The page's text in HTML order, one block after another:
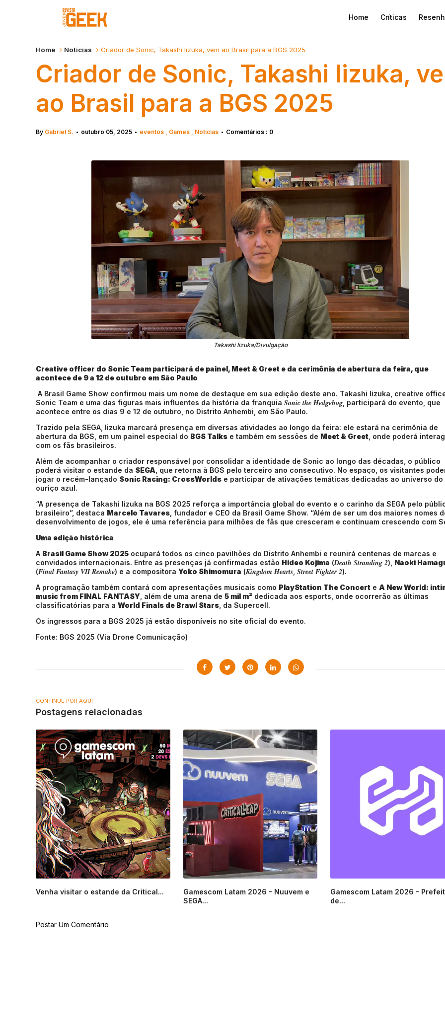
Home Críticas
Home Notícias Criador de Sonic, Takashi Iizuka, vem ao Brasil para a BGS 2025
Criador de Sonic, Takashi Iizuka,
ao Brasil para a BGS 2025
By Gabriel S. • outubro 05, 2025 • eventos Games Notícias • Comentários : 0
Takashi Iizuka/Divulgação
Creative officer do Sonic Team participará de painel, Meet & Greet e da cerimônia de abertura da feira, que
acontece de 9 a 12 de outubro em São Paulo
A Brasil Game Show confirmou mais um nome de destaque em sua edição deste ano. Takashi Iizuka, creative
Sonic Team e uma das figuras mais influentes da história da franquia Sonic the Hedgehog , participará do evento, que
acontece entre os dias 9 e 12 de outubro, no Distrito Anhembi, em São Paulo.
Trazido pela SEGA, Iizuka marcará presença em diversas atividades ao longo da feira: ele estará na cerimônia de
abertura da BGS, em um painel especial do BGS Talks e também em sessões de Meet & Greet , onde poderá
com os fãs brasileiros.
Além de acompanhar o criador responsável por consolidar a identidade de Sonic ao longo das décadas, o público
poderá visitar o estande da SEGA , que retorna à BGS pelo terceiro ano consecutivo. No espaço, os visitantes
jogar o recém-lançado Sonic Racing: CrossWorlds e participar de ativações temáticas dedicadas ao universo do
ouriço azul.
“A presença de Takashi Iizuka na BGS 2025 reforça a importância global do evento e o carinho da SEGA pelo
brasileiro”, destaca Marcelo Tavares , fundador e CEO da Brasil Game Show. “Além de ser um dos maiores nomes
desenvolvimento de jogos, ele é uma referência para milhões de fãs que cresceram e continuam crescendo com
Uma edição histórica
A Brasil Game Show 2025 ocupará todos os cinco pavilhões do Distrito Anhembi e reunirá centenas de marcas e
convidados internacionais. Entre as presenças já confirmadas estão Hideo Kojima (Death Stranding 2), Naoki
(Final Fantasy VII Remake) e a compositora Yoko Shimomura (Kingdom Hearts Street Fighter 2).
A programação também contará com apresentações musicais como PlayStation The Concert e A New World:
music from FINAL FANTASY , além de uma arena de 5 mil m² dedicada aos esports, onde ocorrerão as últimas
classificatórias para a World Finals de Brawl Stars , da Supercell.
Os ingressos para a BGS 2025 já estão disponíveis no site oficial do evento.
Fonte: BGS 2025 (Via Drone Comunicação)
CONTINUE POR AQUI
Postagens relacionadas
Venha visitar o estande da Critical...
Gamescom Latam 2026 - Nuuvem e
SEGA...
Gamescom Latam 2026 -
de...
Postar Um Comentário